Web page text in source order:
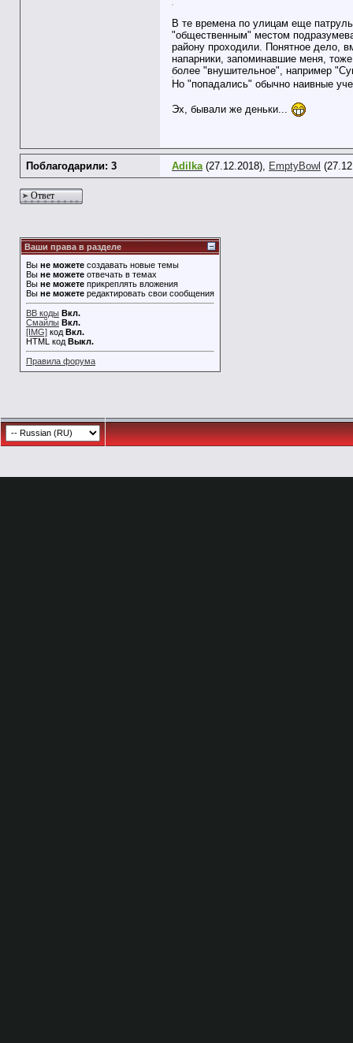
В те времена по улицам еще
"общественным" местом
району проходили. Понятное дело,
напарники, запоминавшие меня,
более "внушительное", например
Но "попадались" обычно наивные
Эх, бывали же деньки...
Поблагодарили: 3 Adilka(27.12.2018), EmptyBowl
Ответ
Ваши права в разделе
Вы не можете создавать новые темы
Вы не можете отвечать в темах
Вы не можете прикреплять вложения
Вы не можете редактировать свои сообщения
BB коды Вкл.
Смайлы Вкл.
[IMG] код Вкл.
HTML код Выкл.
Правила форума